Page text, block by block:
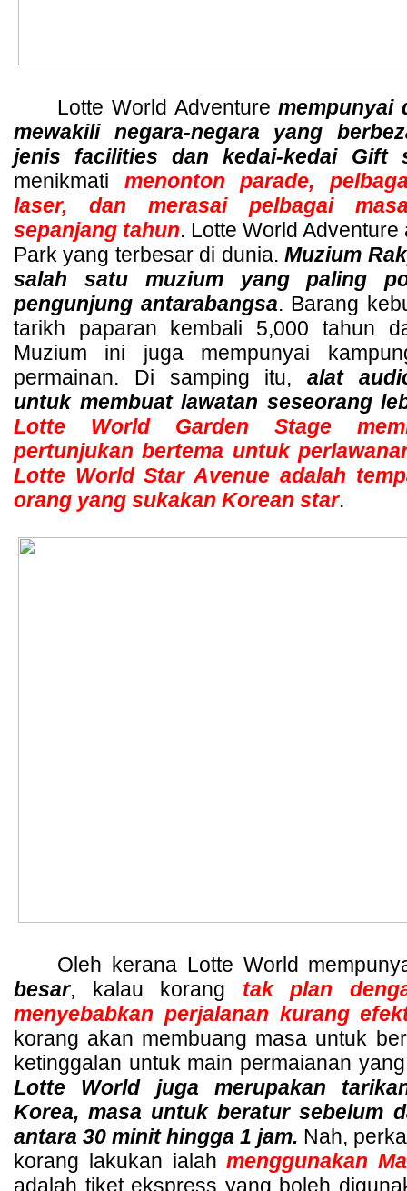
Lotte World Adventure mempunyai
mewakili negara-negara yang
jenis facilities dan kedai-kedai Gift
menikmati menonton parade,
laser, dan merasai pelbagai
sepanjang tahun. Lotte World
Park yang terbesar di dunia. Muzium
salah satu muzium yang paling
pengunjung antarabangsa. Barang
tarikh paparan kembali 5,000 tahun
Muzium ini juga mempunyai
permainan. Di samping itu, alat
untuk membuat lawatan seseorang
Lotte World Garden Stage
pertunjukan bertema untuk
Lotte World Star Avenue adalah
orang yang sukakan Korean star.
Oleh kerana Lotte World
besar, kalau korang tak plan
menyebabkan perjalanan kurang
korang akan membuang masa untuk
ketinggalan untuk main permaianan
Lotte World juga merupakan
Korea, masa untuk beratur sebelum
antara 30 minit hingga 1 jam. Nah,
korang lakukan ialah menggunakan
adalah tiket ekspress yang boleh